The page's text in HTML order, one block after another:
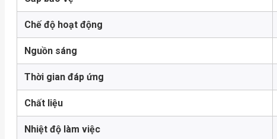
Chế độ hoạt động
Nguồn sáng
Thời gian đáp ứng
Chất liệu
Nhiệt độ làm việc